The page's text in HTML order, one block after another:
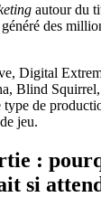
autour du
des
Digital
Blind Squirrel,
type de
jeu.
:
si